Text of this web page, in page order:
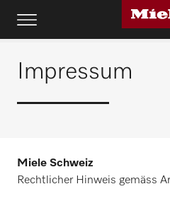
Impressum
Miele Schweiz
Rechtlicher Hinweis gemäss